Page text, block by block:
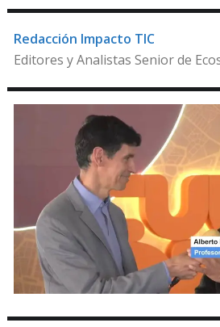
Redacción Impacto TIC
Editores y Analistas Senior de